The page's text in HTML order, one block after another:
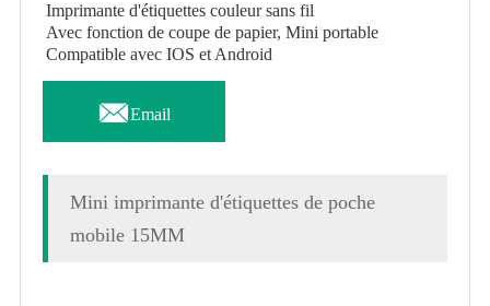
Imprimante d'étiquettes couleur sans fil
Avec fonction de coupe de papier, Mini portable
Compatible avec IOS et Android
Email
Mini imprimante d'étiquettes de poche
mobile 15MM